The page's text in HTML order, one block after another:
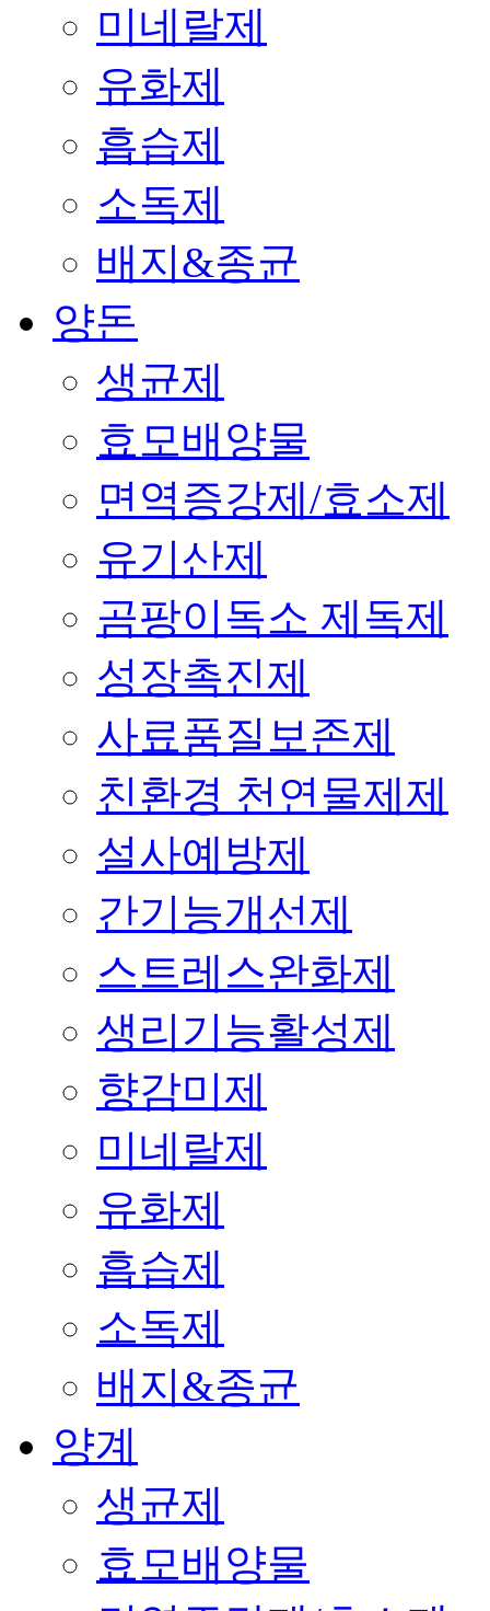
미네랄제
유화제
흡습제
소독제
배지&종균
양돈
생균제
효모배양물
면역증강제/효소제
유기산제
곰팡이독소 제독제
성장촉진제
사료품질보존제
친환경 천연물제제
설사예방제
간기능개선제
스트레스완화제
생리기능활성제
향감미제
미네랄제
유화제
흡습제
소독제
배지&종균
양계
생균제
효모배양물